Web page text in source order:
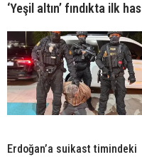
‘Yeşil altın’ fındıkta ilk
Erdoğan’a suikast timindeki